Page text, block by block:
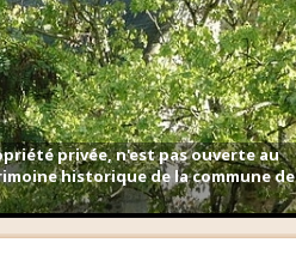
privée, n'est pas ouverte au
historique de la commune de